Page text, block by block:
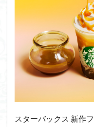
スターバックス 新作